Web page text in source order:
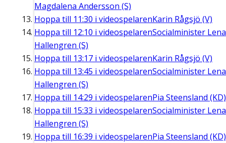
Magdalena Andersson (S)
Hoppa till 11:30 i videospelarenKarin Rågsjö (V)
Hoppa till 12:10 i videospelarenSocialminister Lena
Hallengren (S)
Hoppa till 13:17 i videospelarenKarin Rågsjö (V)
Hoppa till 13:45 i videospelarenSocialminister Lena
Hallengren (S)
Hoppa till 14:29 i videospelarenPia Steensland (KD)
Hoppa till 15:33 i videospelarenSocialminister Lena
Hallengren (S)
Hoppa till 16:39 i videospelarenPia Steensland (KD)